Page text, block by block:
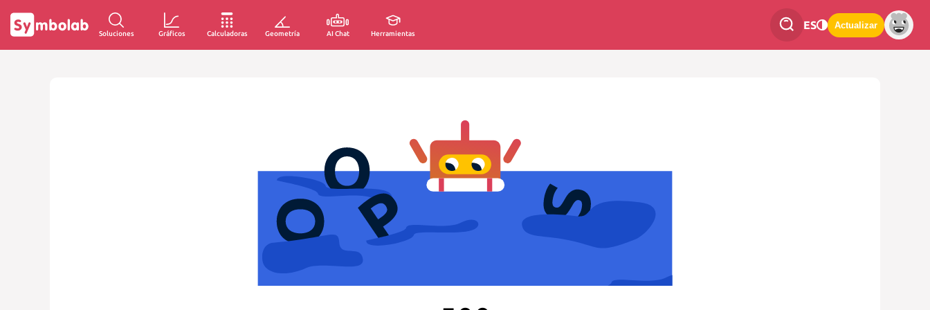
Soluciones Gráficos Calculadoras Geometría AI Chat Herramientas
ES Actualizar